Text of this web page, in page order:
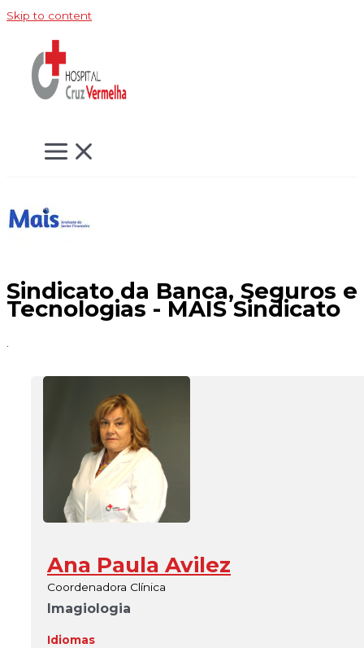
Skip to content
Sindicato da Banca, Seguros e
Tecnologias - MAIS Sindicato
Ana Paula Avilez
Coordenadora Clínica
Imagiologia
Idiomas